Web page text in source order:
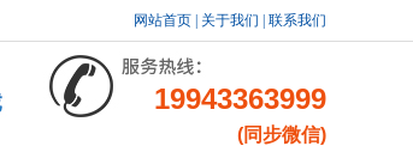
网站首页 关于我们 联系我们
19943363999
(同步微信)